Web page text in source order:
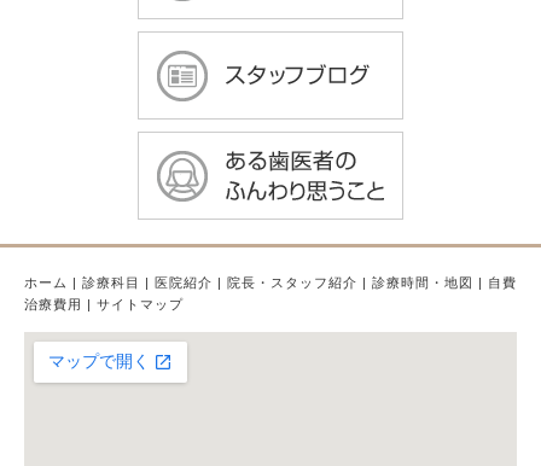
ホーム 診療科目 医院紹介 院長・スタッフ紹介 診療時間・地図
自費
治療費用
サイトマップ